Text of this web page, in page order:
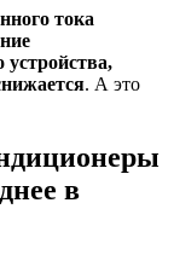
тока
. А это
в